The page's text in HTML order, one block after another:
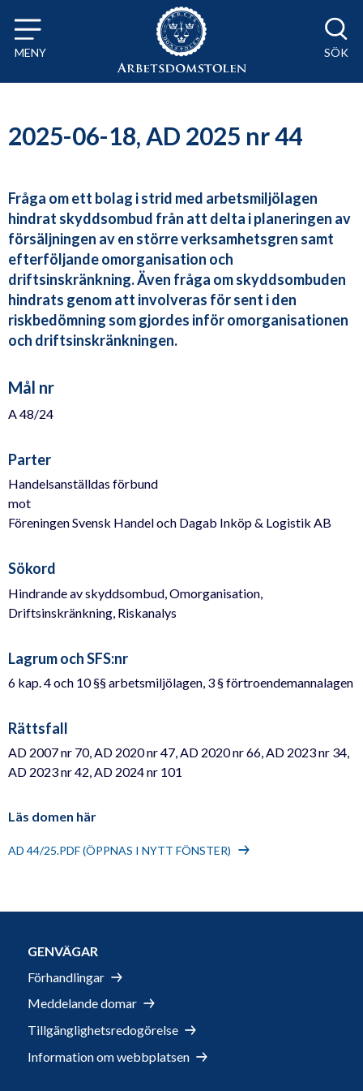
Till innehåll på sidan x
MENY SÖK
2025-06-18, AD 2025 nr 44
Fråga om ett bolag i strid med arbetsmiljölagen
hindrat skyddsombud från att delta i planeringen av
försäljningen av en större verksamhetsgren samt
efterföljande omorganisation och
driftsinskränkning. Även fråga om skyddsombuden
hindrats genom att involveras för sent i den
riskbedömning som gjordes inför omorganisationen
och driftsinskränkningen.
Mål nr
A 48/24
Parter
Handelsanställdas förbund
mot
Föreningen Svensk Handel och Dagab Inköp & Logistik AB
Sökord
Hindrande av skyddsombud, Omorganisation,
Driftsinskränkning, Riskanalys
Lagrum och SFS:nr
6 kap. 4 och 10 §§ arbetsmiljölagen, 3 § förtroendemannalagen
Rättsfall
AD 2007 nr 70, AD 2020 nr 47, AD 2020 nr 66, AD 2023 nr 34,
AD 2023 nr 42, AD 2024 nr 101
Läs domen här
AD 44/25.PDF (ÖPPNAS I NYTT FÖNSTER)
GENVÄGAR
Förhandlingar
Meddelande domar
Tillgänglighetsredogörelse
Information om webbplatsen